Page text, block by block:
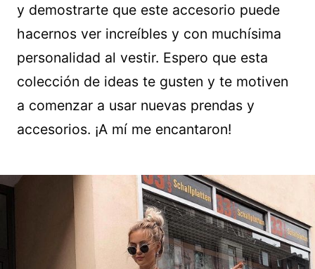
y demostrarte que este accesorio puede
hacernos ver increíbles y con muchísima
personalidad al vestir. Espero que esta
colección de ideas te gusten y te motiven
a comenzar a usar nuevas prendas y
accesorios. ¡A mí me encantaron!